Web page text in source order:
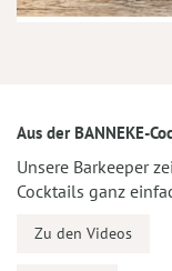
Aus der BANNEKE-
Unsere Barkeeper
Cocktails ganz
Zu den Videos